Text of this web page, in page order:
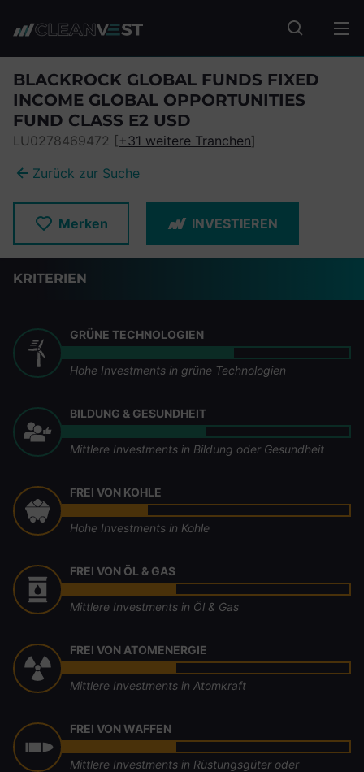
Fonds
BLACKROCK GLOBAL FUNDS FIXED
INCOME GLOBAL OPPORTUNITIES
FUND CLASS E2 USD
LU0278469472 [+31 weitere Tranchen]
Zurück zur Suche
Merken INVESTIEREN
KRITERIEN
GRÜNE TECHNOLOGIEN
Hohe Investments in grüne Technologien
BILDUNG & GESUNDHEIT
Mittlere Investments in Bildung oder Gesundheit
FREI VON KOHLE
Hohe Investments in Kohle
FREI VON ÖL & GAS
Mittlere Investments in Öl & Gas
FREI VON ATOMENERGIE
Mittlere Investments in Atomkraft
FREI VON WAFFEN
Mittlere Investments in Rüstungsgüter oder